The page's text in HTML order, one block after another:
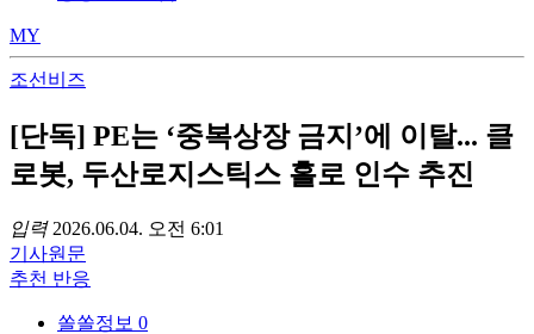
MY
조선비즈
[단독] PE는 ‘중복상장 금지’에 이탈... 클
로봇, 두산로지스틱스 홀로 인수 추진
입력 2026.06.04. 오전 6:01
기사원문
추천 반응
쏠쏠정보 0